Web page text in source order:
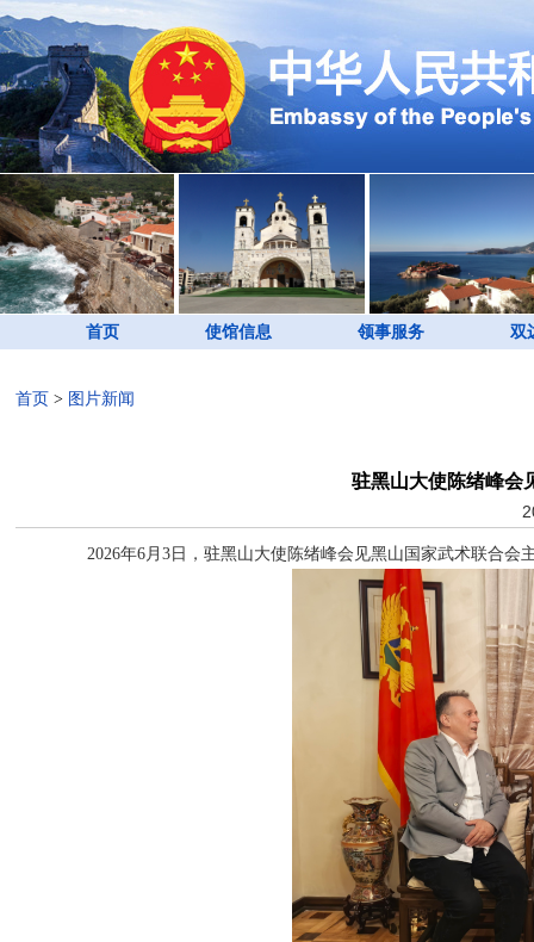
首页 使馆信息 领事服务 双
首页 > 图片新闻
驻黑山大使陈绪峰会
2026年6月3日，驻黑山大使陈绪峰会见黑山国家武术联合会